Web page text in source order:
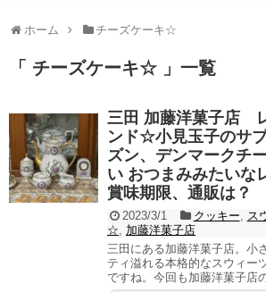
ホーム チーズケーキ☆
「 チーズケーキ☆ 」一覧
三田 加藤洋菓子店
ンド☆小見玉子のサ
ズン、デンマークチ
い おつまみみたい
賞味期限、通販は？
2023/3/1 クッキー, ス
☆, 加藤洋菓子店
三田にある加藤洋菓子店。小
ティ溢れる本格的なスウィー
ですね。今回も加藤洋菓子店